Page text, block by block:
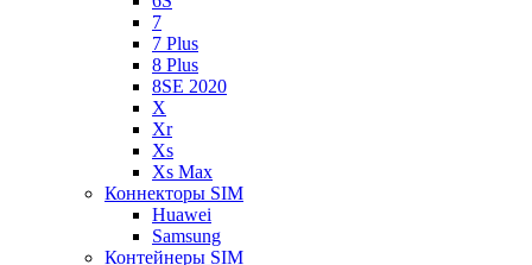
7
7 Plus
8 Plus
8SE 2020
X
Xr
Xs
Xs Max
Коннекторы SIM
Huawei
Samsung
Контейнеры SIM